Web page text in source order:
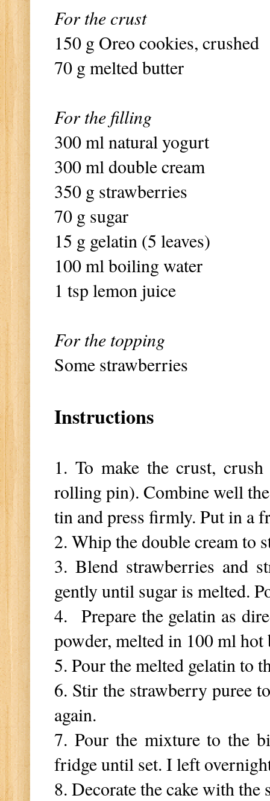
For the crust
150 g Oreo cookies, crushed
70 g melted butter
For the filling
300 ml natural yogurt
300 ml double cream
350 g strawberries
70 g sugar
15 g gelatin (5 leaves)
100 ml boiling water
1 tsp lemon juice
For the topping
Some strawberries
Instructions
1. To make the crust,
rolling pin). Combine well
tin and press firmly. Put in a
2. Whip the double cream to
3. Blend strawberries and
gently until sugar is melted.
4.
Prepare the gelatin as
powder, melted in 100 ml
5. Pour the melted gelatin to
6. Stir the strawberry puree
again.
7. Pour the mixture to the
fridge until set. I left
8. Decorate the cake with